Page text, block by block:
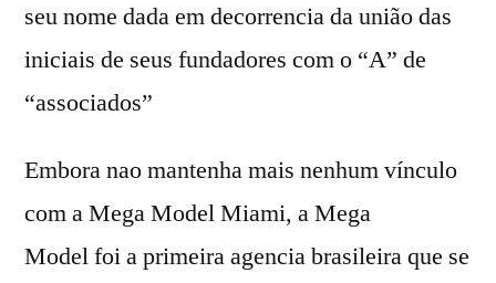
seu nome dada em decorrencia da união das
iniciais de seus fundadores com o “A” de
“associados”
Embora nao mantenha mais nenhum vínculo
com a Mega Model Miami, a Mega
Model foi a primeira agencia brasileira que se